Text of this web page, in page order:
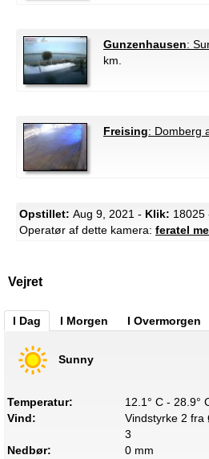
Gunzenhausen:
km.
Freising: Domberg
Opstillet: Aug 9, 2021 - Klik: 18025
Operatør af dette kamera: feratel
Vejret
I Dag I Morgen I Overmorgen
Sunny
Temperatur:
12.1° C - 28.9°
Vind:
Vindstyrke 2
3
Nedbør:
0 mm